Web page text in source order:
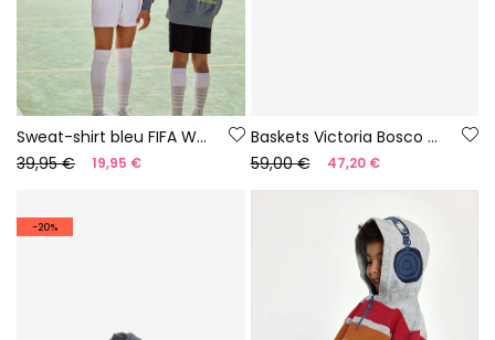
Sweat-shirt bleu FIFA WORLD CUP 2026© X Boboli
39,95 €
19,95 €
Baskets Victoria Bosco barefoot en toile couleur aloe
59,00 €
47,20 €
-20%